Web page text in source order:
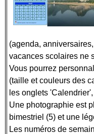
(agenda,
vacances scolaires ne
Vous pourrez
(taille et couleurs des
les onglets
Une photographie est
bimestriel (5) et une
Les numéros de